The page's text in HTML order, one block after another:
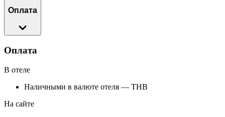
Оплата
Оплата
В отеле
Наличными в валюте отеля — THB
На сайте